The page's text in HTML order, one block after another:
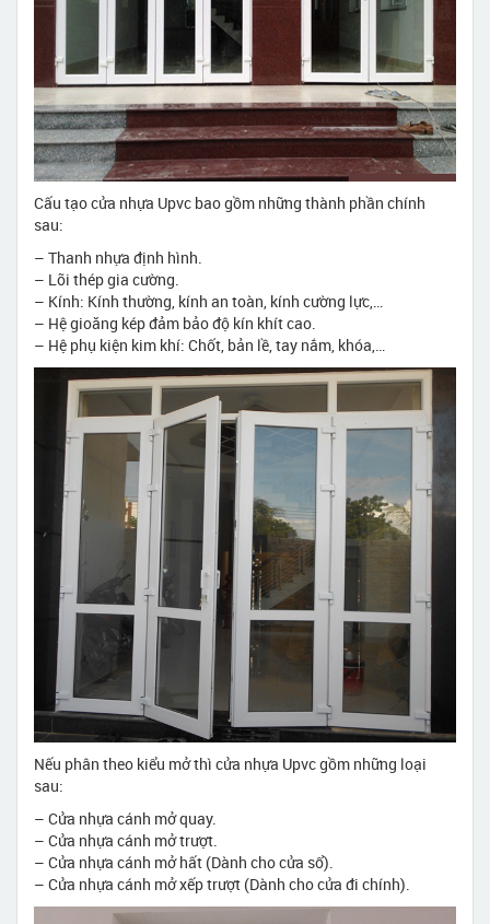
Cấu tạo cửa nhựa Upvc bao gồm những thành phần chính
sau:
– Thanh nhựa định hình.
– Lõi thép gia cường.
– Kính: Kính thường, kính an toàn, kính cường lực,…
– Hệ gioăng kép đảm bảo độ kín khít cao.
– Hệ phụ kiện kim khí: Chốt, bản lề, tay nắm, khóa,…
Nếu phân theo kiểu mở thì cửa nhựa Upvc gồm những loại
sau:
– Cửa nhựa cánh mở quay.
– Cửa nhựa cánh mở trượt.
– Cửa nhựa cánh mở hất (Dành cho cửa sổ).
– Cửa nhựa cánh mở xếp trượt (Dành cho cửa đi chính).